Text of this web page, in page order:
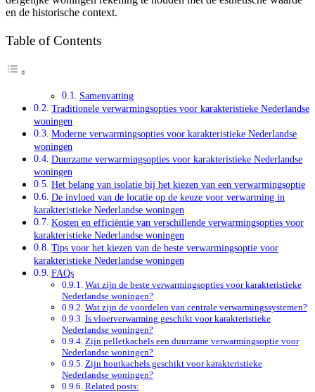
en de historische context.
Table of Contents
Samenvatting
Traditionele verwarmingsopties voor karakteristieke Nederlandse
woningen
Moderne verwarmingsopties voor karakteristieke Nederlandse
woningen
Duurzame verwarmingsopties voor karakteristieke Nederlandse
woningen
Het belang van isolatie bij het kiezen van een verwarmingsoptie
De invloed van de locatie op de keuze voor verwarming in
karakteristieke Nederlandse woningen
Kosten en efficiëntie van verschillende verwarmingsopties voor
karakteristieke Nederlandse woningen
Tips voor het kiezen van de beste verwarmingsoptie voor
karakteristieke Nederlandse woningen
FAQs
Wat zijn de beste verwarmingsopties voor karakteristieke
Nederlandse woningen?
Wat zijn de voordelen van centrale verwarmingssystemen?
Is vloerverwarming geschikt voor karakteristieke
Nederlandse woningen?
Zijn pelletkachels een duurzame verwarmingsoptie voor
Nederlandse woningen?
Zijn houtkachels geschikt voor karakteristieke
Nederlandse woningen?
Related posts: